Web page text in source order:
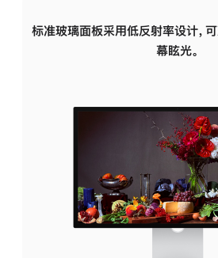
标准玻璃面板采用低反射率设计，
幕眩光。